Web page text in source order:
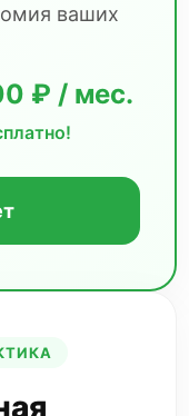
ваших
₽ / мес.